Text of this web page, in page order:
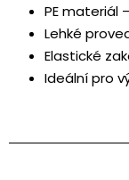
PE materiál –
Lehké
Elastické
Ideální pro